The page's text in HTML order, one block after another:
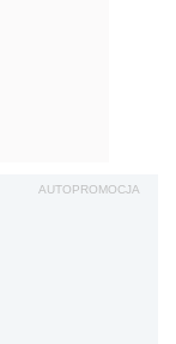
AUTOPROMOCJA